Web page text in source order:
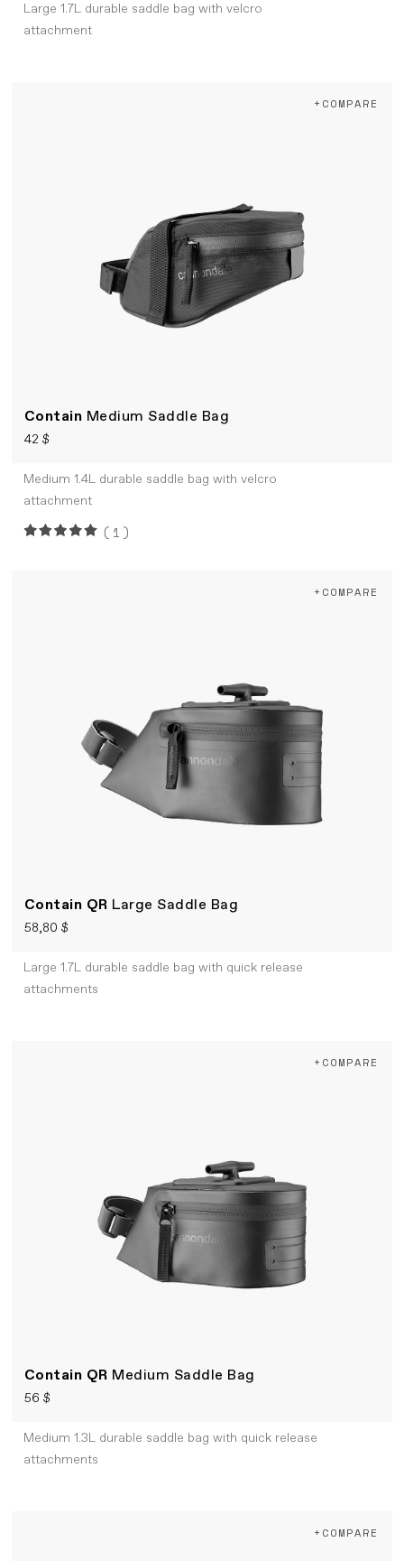
Large 1.7L durable saddle bag with velcro
attachment
Contain Medium Saddle Bag
42 $
+COMPARE
Medium 1.4L durable saddle bag with velcro
attachment
(1)
Contain QR Large Saddle Bag
58,80 $
+COMPARE
Large 1.7L durable saddle bag with quick release
attachments
Contain QR Medium Saddle Bag
56 $
+COMPARE
Medium 1.3L durable saddle bag with quick release
attachments
+COMPARE